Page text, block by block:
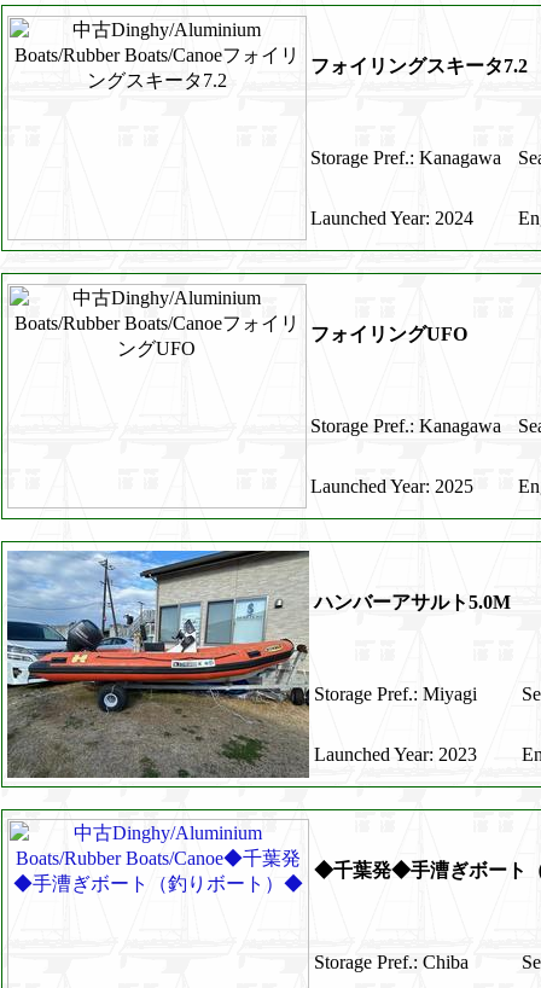
フォイリングスキータ7.2
Storage Pref.: Kanagawa
Launched Year: 2024
フォイリングUFO
Storage Pref.: Kanagawa
Launched Year: 2025
ハンバーアサルト5.0M
Storage Pref.: Miyagi
Launched Year: 2023
◆千葉発◆手漕ぎボート
Storage Pref.: Chiba